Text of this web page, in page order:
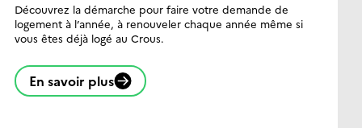
Découvrez la démarche pour faire votre demande de
logement à l’année, à renouveler chaque année même si
vous êtes déjà logé au Crous.
En savoir plus